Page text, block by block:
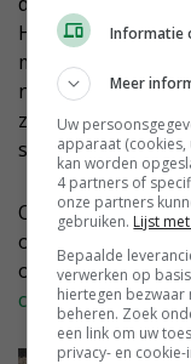
Hulsman
mensen er warm
nadenkend. 'Zou
zelfverzekerd.
steeds de
Oud-leden van de
oktober 2025
opgeven door te
Informatie
Meer
Uw
apparaat (cookies,
kan worden
4 partners of
onze partners
gebruiken. Lijst
Bepaalde
verwerken op
hiertegen
beheren. Zoek
een link om uw
privacy- en cookie-